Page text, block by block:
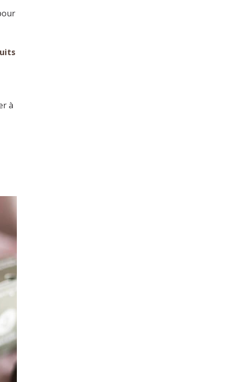
à